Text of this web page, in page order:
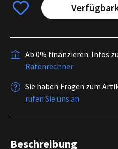
Ab 0% finanzieren. Infos
Ratenrechner
Sie haben Fragen zum
rufen Sie uns an
Beschreibung